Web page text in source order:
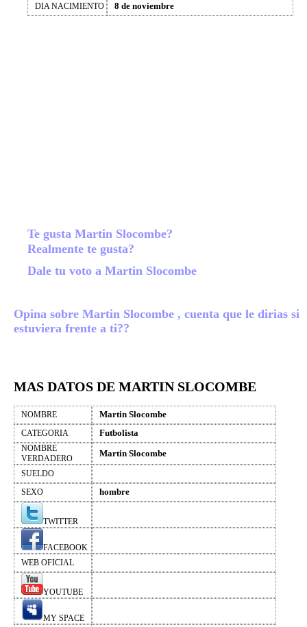
DIA NACIMIENTO 8 de noviembre
Te gusta Martin Slocombe?
Realmente te gusta?
Dale tu voto a Martin Slocombe
Opina sobre Martin Slocombe , cuenta que le dirias si
estuviera frente a ti??
MAS DATOS DE MARTIN SLOCOMBE
NOMBRE Martin Slocombe
CATEGORIA Futbolista
NOMBRE
VERDADERO
Martin Slocombe
SUELDO
SEXO
hombre
TWITTER
FACEBOOK
WEB OFICIAL
YOUTUBE
MY SPACE